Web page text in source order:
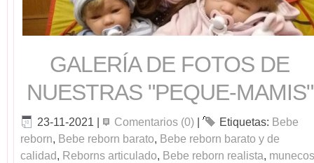
GALERÍA DE FOTOS DE
NUESTRAS "PEQUE-MAMIS"
23-11-2021 Comentarios (0) Etiquetas: Bebe
reborn, Bebe reborn barato, Bebe reborn barato y de
calidad, Reborns articulado, Bebe reborn realista,